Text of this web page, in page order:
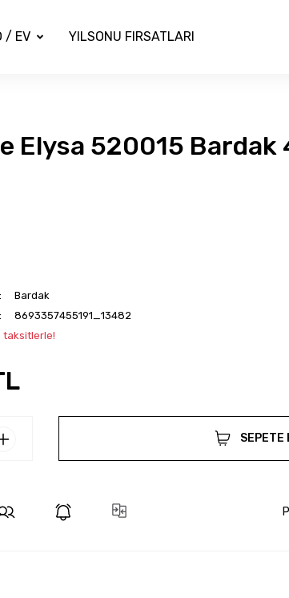
/ EV YILSONU FIRSATLARI
Elysa 520015 Bardak
Bardak
8693357455191_13482
taksitlerle!
SEPETE